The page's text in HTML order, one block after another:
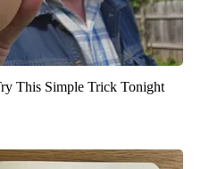
This Simple Trick Tonight